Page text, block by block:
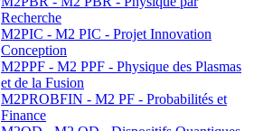
Recherche
M2PIC - M2 PIC - Projet Innovation
Conception
M2PPF - M2 PPF - Physique des Plasmas
et de la Fusion
M2PROBFIN - M2 PF - Probabilités et
Finance